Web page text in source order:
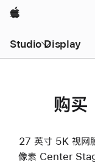
Apple
Studio Display
购
27 英寸 5K 视网
像素 Center